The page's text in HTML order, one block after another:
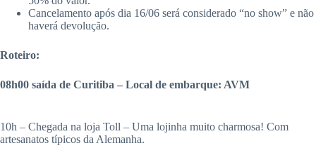
Cancelamento após dia 16/06 será considerado “no show” e não
haverá devolução.
Roteiro:
08h00 saída de Curitiba – Local de embarque: AVM
10h – Chegada na loja Toll – Uma lojinha muito charmosa! Com
artesanatos típicos da Alemanha.